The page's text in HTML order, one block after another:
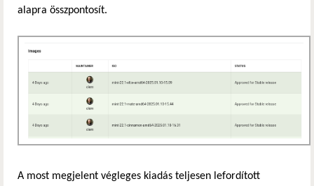
alapra összpontosít.
A most megjelent végleges kiadás teljesen lefordított